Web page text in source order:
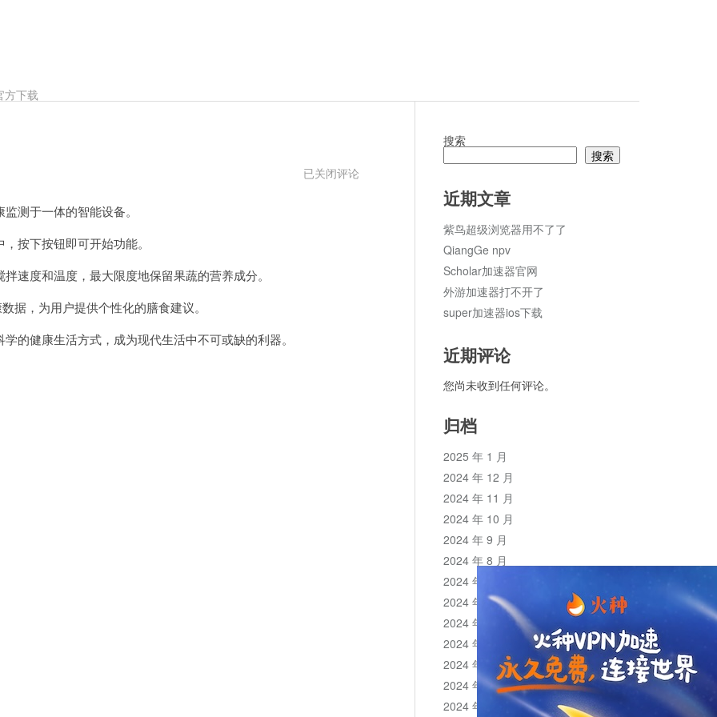
方下载
番
已关闭评论
于一体的智能设备。
下按钮即可开始功能。
度和温度，最大限度地保留果蔬的营养成分。
，为用户提供个性化的膳食建议。
健康生活方式，成为现代生活中不可或缺的利器。
搜索
搜索
近期文章
紫鸟超级浏览器用不了了
QiangGe npv
Scholar加速器官网
外游加速器打不开了
super加速器ios下载
近期评论
您尚未收到任何评论。
归档
2025 年 1 月
2024 年 12 月
2024 年 11 月
2024 年 10 月
2024 年 9 月
2024 年 8 月
2024 年 7 月
2024 年 6 月
2024 年 5 月
2024 年 4 月
2024 年 3 月
2024 年 2 月
2024 年 1 月